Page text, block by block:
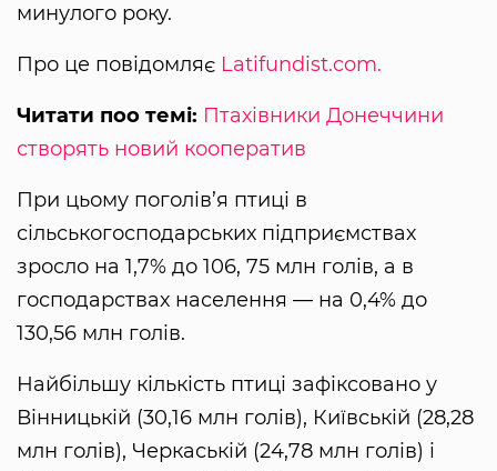
минулого року.
Про це повідомляє Latifundist.com.
Читати поо темі: Птахівники Донеччини
створять новий кооператив
При цьому поголів’я птиці в
сільськогосподарських підприємствах
зросло на 1,7% до 106, 75 млн голів, а в
господарствах населення — на 0,4% до
130,56 млн голів.
Найбільшу кількість птиці зафіксовано у
Вінницькій (30,16 млн голів), Київській (28,28
млн голів), Черкаській (24,78 млн голів) і